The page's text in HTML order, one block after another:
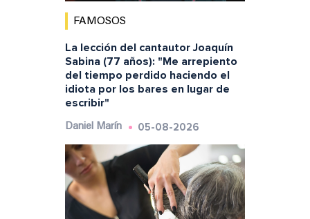
FAMOSOS
La lección del cantautor Joaquín
Sabina (77 años): "Me arrepiento
del tiempo perdido haciendo el
idiota por los bares en lugar de
escribir"
Daniel Marín 05-08-2026